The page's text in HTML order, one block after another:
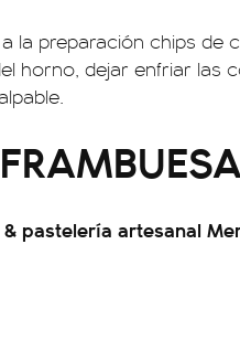
la preparación chips de
horno, dejar enfriar las
pastelería artesanal